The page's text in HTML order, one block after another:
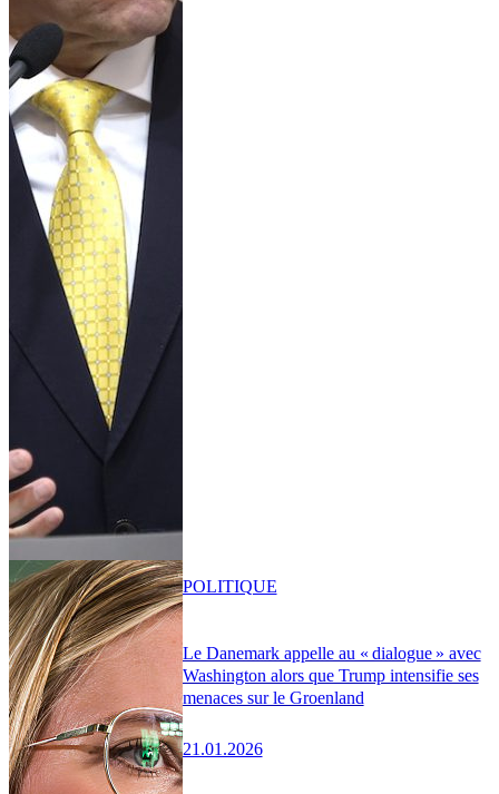
Le Danemark appelle au « dialogue » avec
Washington alors que Trump intensifie ses
menaces sur le Groenland
21.01.2026
POLITIQUE